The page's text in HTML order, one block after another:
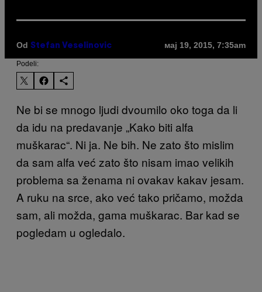
Od Stefan Veselinovic мај 19, 2015, 7:35am
Podeli:
Ne bi se mnogo ljudi dvoumilo oko toga da li
da idu na predavanje „Kako biti alfa
muškarac“. Ni ja. Ne bih. Ne zato što mislim
da sam alfa već zato što nisam imao velikih
problema sa ženama ni ovakav kakav jesam.
A ruku na srce, ako već tako pričamo, možda
sam, ali možda, gama muškarac. Bar kad se
pogledam u ogledalo.